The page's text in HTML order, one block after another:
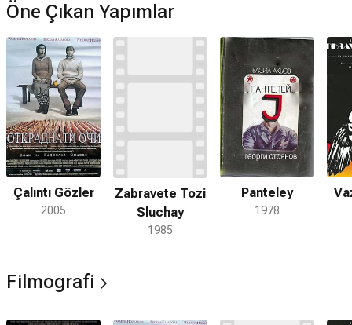
Öne Çıkan Yapımlar
Çalıntı Gözler
2005
Zabravete Tozi
Sluchay
1985
Panteley
1978
Filmografi